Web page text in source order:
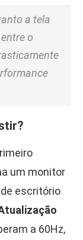
a tela
o
um monitor
escritório
a 60Hz,